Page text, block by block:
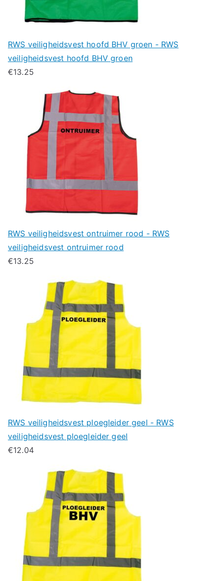
RWS veiligheidsvest hoofd BHV groen - RWS
veiligheidsvest hoofd BHV groen
€13.25
RWS veiligheidsvest ontruimer rood - RWS
veiligheidsvest ontruimer rood
€13.25
RWS veiligheidsvest ploegleider geel - RWS
veiligheidsvest ploegleider geel
€12.04